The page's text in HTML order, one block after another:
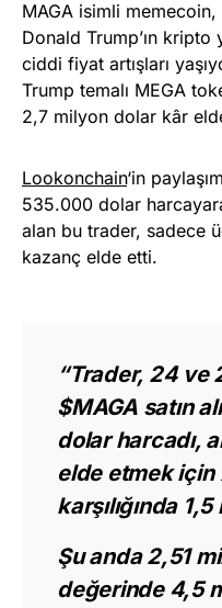
MAGA isimli
Donald Trump’ın kripto
ciddi fiyat artışları
Trump temalı MEGA
2,7 milyon dolar kâr
Lookonchain‘in
535.000 dolar
alan bu trader, sadece
kazanç elde etti.
“Trader, 24 ve
$MAGA satın
dolar harcadı,
elde etmek için
karşılığında
Şu anda 2,51
değerinde 4,5